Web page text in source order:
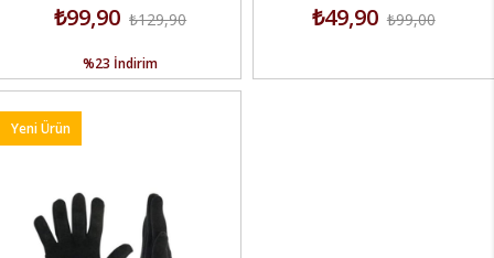
₺99,90 ₺129,90
%23 İndirim
₺49,90 ₺99,00
Yeni Ürün